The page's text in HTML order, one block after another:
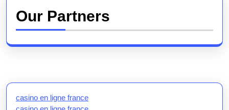
Our Partners
casino en ligne france